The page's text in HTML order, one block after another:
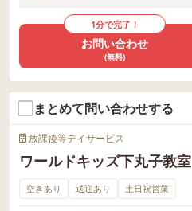
1分で完了！
お問い合わせ
(無料)
まとめて問い合わせする
放課後等デイサービス
ワールドキッズ下丸子教室
空きあり 送迎あり 土日祝営業